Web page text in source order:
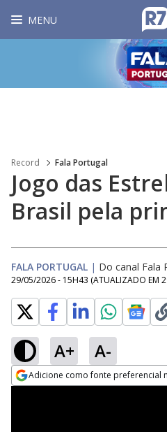
MENU
Record Fala Portugal
Jogo das
Brasil pela
FALA PORTUGAL | Do canal Fala
29/05/2026 - 15H43 (ATUALIZADO EM
A+ A-
Adicione como fonte preferencial